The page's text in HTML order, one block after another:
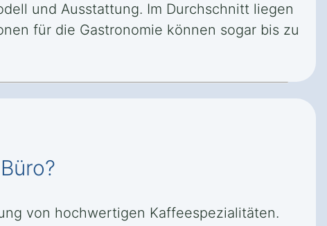
und Ausstattung. Im Durchschnitt liegen
für die Gastronomie können sogar bis zu
von hochwertigen Kaffeespezialitäten.